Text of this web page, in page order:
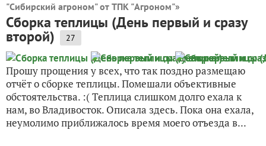
"Сибирский агроном" от ТПК "Агроном"»
Сборка теплицы (День первый и сразу
второй) 27
Прошу прощения у всех, что так поздно размещаю
отчёт о сборке теплицы. Помешали объективные
обстоятельства. :( Теплица слишком долго ехала к
нам, во Владивосток. Описала здесь. Пока она ехала,
неумолимо приближалось время моего отъезда в...